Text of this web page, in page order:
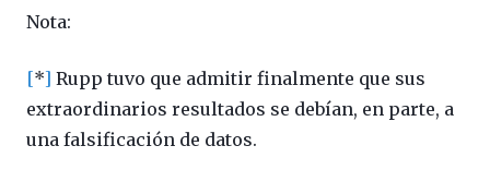
Nota:
[*] Rupp tuvo que admitir finalmente que sus
extraordinarios resultados se debían, en parte, a
una falsificación de datos.